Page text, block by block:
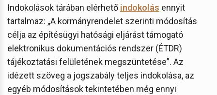
Indokolások tárában elérhető indokolás ennyit
tartalmaz: „A kormányrendelet szerinti módosítás
célja az építésügyi hatósági eljárást támogató
elektronikus dokumentációs rendszer (ÉTDR)
tájékoztatási felületének megszüntetése”. Az
idézett szöveg a jogszabály teljes indokolása, az
egyéb módosítások tekintetében még ennyi